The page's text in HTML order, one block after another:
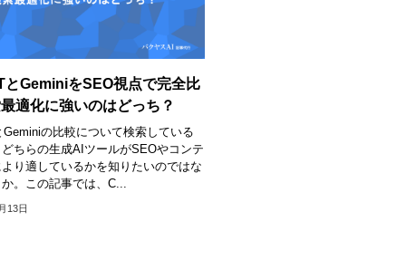
とGeminiをSEO視点で完全比
適化に強いのはどっち？
の比較について検索している
ちらの生成AIツールがSEOやコンテ
り適しているかを知りたいのではな
。この記事では、C...
13日